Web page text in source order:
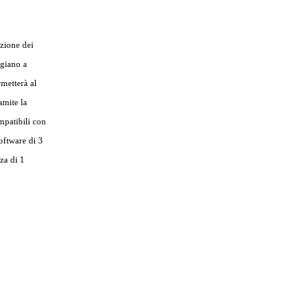
dei
a
al
la
con
di 3
di 1